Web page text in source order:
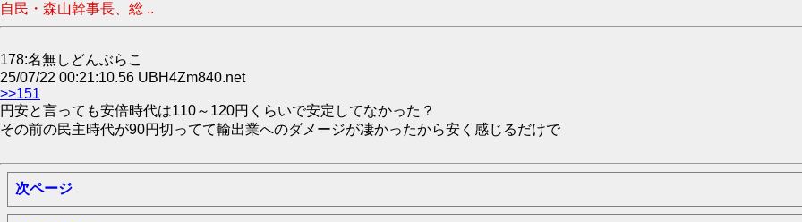
自民・森山幹事長、総 ..
178:名無しどんぶらこ
25/07/22 00:21:10.56 UBH4Zm840.net
>>151
円安と言っても安倍時代は110～120円くらいで安定してなかった？
その前の民主時代が90円切ってて輸出業へのダメージが凄かったから安く感じるだけで
次ページ